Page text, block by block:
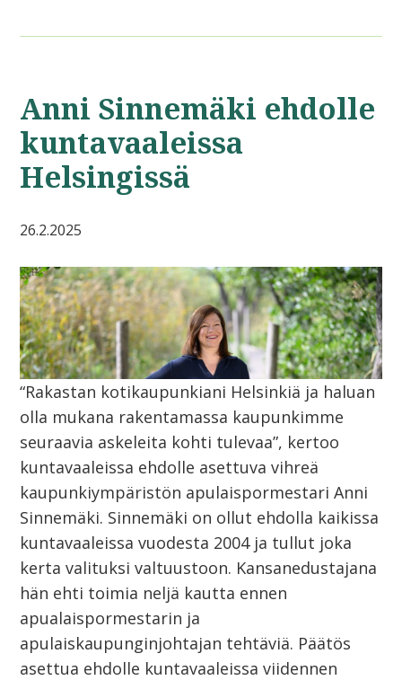
Anni Sinnemäki ehdolle
kuntavaaleissa
Helsingissä
26.2.2025
“Rakastan kotikaupunkiani Helsinkiä ja haluan
olla mukana rakentamassa kaupunkimme
seuraavia askeleita kohti tulevaa”, kertoo
kuntavaaleissa ehdolle asettuva vihreä
kaupunkiympäristön apulaispormestari Anni
Sinnemäki. Sinnemäki on ollut ehdolla kaikissa
kuntavaaleissa vuodesta 2004 ja tullut joka
kerta valituksi valtuustoon. Kansanedustajana
hän ehti toimia neljä kautta ennen
apualaispormestarin ja
apulaiskaupunginjohtajan tehtäviä. Päätös
asettua ehdolle kuntavaaleissa viidennen